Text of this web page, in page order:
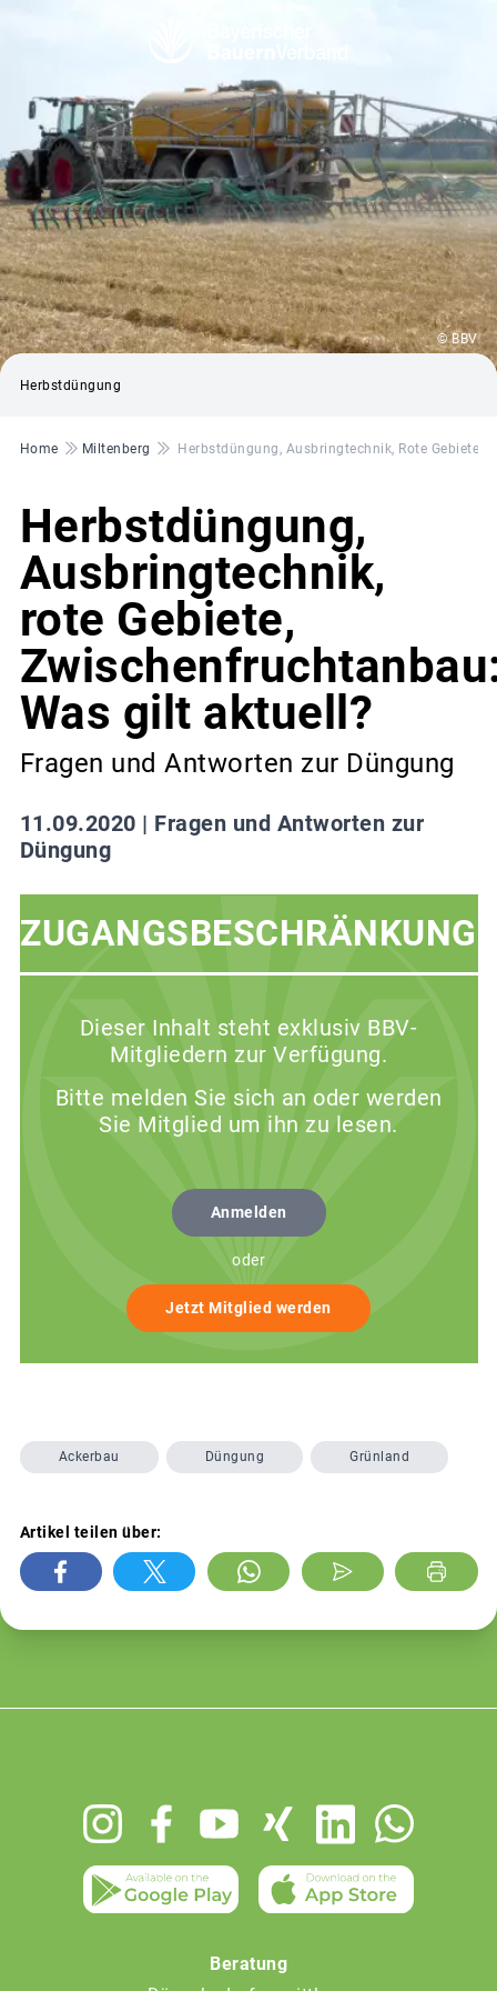
© BBV
Herbstdüngung
Pfadnavigation
Home Miltenberg Herbstdüngung, Ausbringtechnik, Rote Gebiete,
Herbstdüngung,
Ausbringtechnik,
rote Gebiete,
Was gilt aktuell?
Fragen und Antworten zur Düngung
11.09.2020 | Fragen und Antworten zur
Düngung
ZUGANGSBESCHRÄNKUNG
Dieser Inhalt steht exklusiv BBV-
Mitgliedern zur Verfügung.
Bitte melden Sie sich an oder werden
Sie Mitglied um ihn zu lesen.
Anmelden
oder
Jetzt Mitglied werden
Ackerbau Düngung Grünland
Artikel teilen über:
Beratung